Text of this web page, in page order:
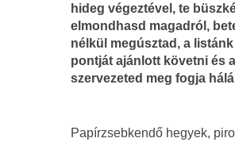
hideg végeztével, te
elmondhasd magadról,
nélkül megúsztad, a
pontját ajánlott követni és a
szervezeted meg fogja
Papírzsebkendő hegyek,